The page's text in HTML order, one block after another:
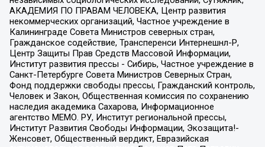
АКАДЕМИЯ ПО ПРАВАМ ЧЕЛОВЕКА, Центр развития
некоммерческих организаций, Частное учреждение в
Калининграде Совета Министров северных стран,
Гражданское содействие, Трансперенси Интернешнл-Р,
Центр Защиты Прав Средств Массовой Информации,
Институт развития прессы - Сибирь, Частное учреждение в
Санкт-Петербурге Совета Министров Северных Стран,
Фонд поддержки свободы прессы, Гражданский контроль,
Человек и Закон, Общественная комиссия по сохранению
наследия академика Сахарова, Информационное
агентство МЕМО. РУ, Институт региональной прессы,
Институт Развития Свободы Информации, Экозащита!-
Женсовет, Общественный вердикт, Евразийская